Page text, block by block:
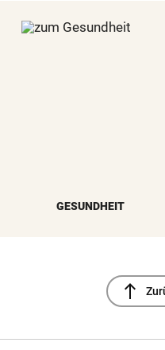
GESUNDHEIT
north